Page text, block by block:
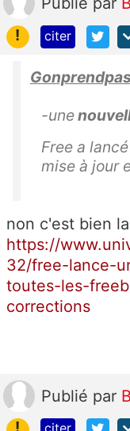
!
citer
-une
Free a
mise à jour
non c'est bien
https://
32/free-lance-
toutes-les-
corrections
Publié par